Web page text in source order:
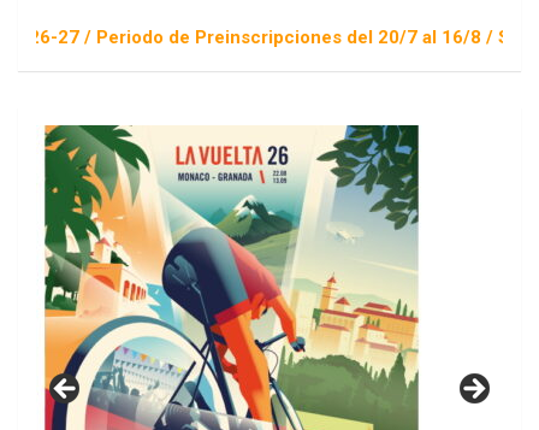
de Preinscripciones del 20/7 al 16/8 / Sorteo 1 de